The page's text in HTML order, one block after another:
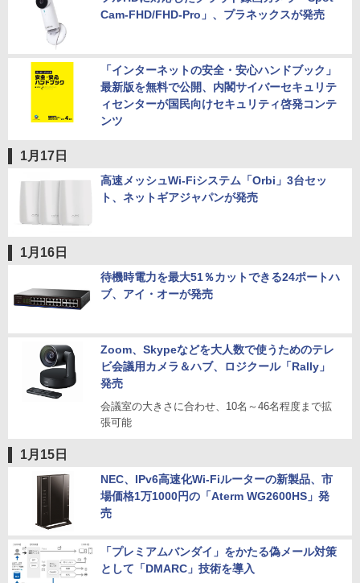
Cam-FHD/FHD-Pro」、プラネックスが発売
「インターネットの安全・安心ハンドブック」
最新版を無料で公開、内閣サイバーセキュリテ
ィセンターが国民向けセキュリティ啓発コンテ
ンツ
1月17日
高速メッシュWi-Fiシステム「Orbi」3台セッ
ト、ネットギアジャパンが発売
1月16日
待機時電力を最大51％カットできる24ポートハ
ブ、アイ・オーが発売
Zoom、Skypeなどを大人数で使うためのテレ
ビ会議用カメラ＆ハブ、ロジクール「Rally」
発売
会議室の大きさに合わせ、10名～46名程度まで拡
張可能
1月15日
NEC、IPv6高速化Wi-Fiルーターの新製品、市
場価格1万1000円の「Aterm WG2600HS」発
売
「プレミアムバンダイ」をかたる偽メール対策
として「DMARC」技術を導入